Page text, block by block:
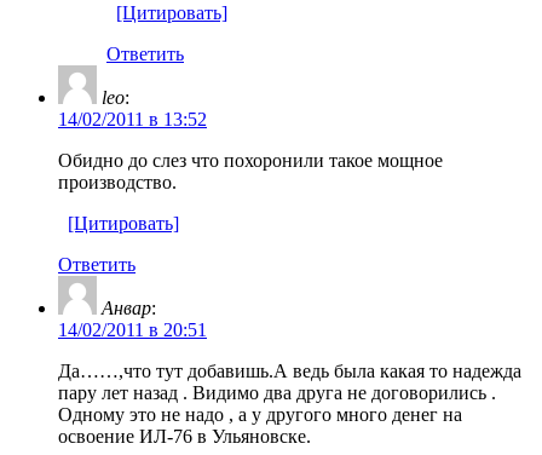
[Цитировать]
Ответить
leo:
14/02/2011 в 13:52
Обидно до слез что похоронили такое мощное
производство.
[Цитировать]
Ответить
Анвар:
14/02/2011 в 20:51
Да……,что тут добавишь.А ведь была какая то надежда
пару лет назад . Видимо два друга не договорились .
Одному это не надо , а у другого много денег на
освоение ИЛ-76 в Ульяновске.